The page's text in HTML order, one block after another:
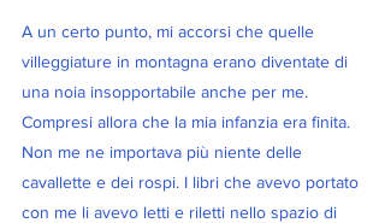
A un certo punto, mi accorsi che quelle
villeggiature in montagna erano diventate di
una noia insopportabile anche per me.
Compresi allora che la mia infanzia era finita.
Non me ne importava più niente delle
cavallette e dei rospi. I libri che avevo portato
con me li avevo letti e riletti nello spazio di